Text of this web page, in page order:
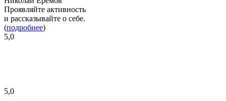
Проявляйте активность
и рассказывайте о себе.
(подробнее)
5,0
5,0